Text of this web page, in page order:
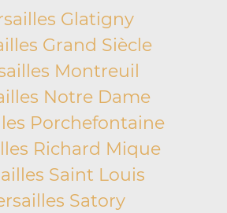
Glatigny
Grand Siècle
Montreuil
Notre Dame
Porchefontaine
Richard Mique
Saint Louis
Satory